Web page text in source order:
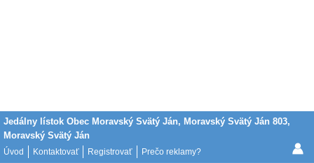
Jedálny lístok Obec Moravský Svätý Ján, Moravský Svätý Ján 803,
Moravský Svätý Ján
Úvod Kontaktovať Registrovať Prečo reklamy?